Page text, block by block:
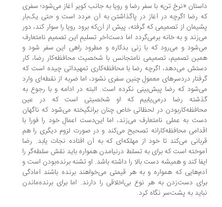
«نرخ تن» با سفر رضا و رویا به جانب کویر آغاز می‌شود؛ سفری
رضا اگرچه در آغاز در پاگذاشتن به آن مردد است و حتی یک‌بار
از تصمیمی که گرفته، پیش از آن‌که برود رویا را سوار کند، دور
و به خانه برمی‌گردد اما دست‌آخر تسلیمِ این تصمیم نامتعارف
و می‌رود که با زنی بدكاره و مطرود راهی این سفر شود و
تصمیم، تصمیمی نامتجانس با شخصیت محافظه‌کار رضا، کار
می‌دهد، اگرچه رضا با محافظه‌کاری تمهیداتی چیده است که
دردسرهای معمولِ چنین سفری نشود، اما ضربه از نقطه‌ای وارد
که رضا پیش‌بینی نکرده است. البته در ادامه و با رجوع به
رضا درمی‌یابیم که او شخصیتی است که در عین
در لحظاتی خاص چنان برانگیخته می‌شود که ناگهان
به عملی نامتعارف می‌زند، اما این‌دست اعمالِ خود را فورا با
محافظه‌کارانه تصحیح می‌کند و در صورت لزوم دیگری را هم
می‌کند تا خود از مهلکه‌ای که به آن افتاده نجات یابد. رضا
است که برای به تسلط درنیامدن همواره باید نقش سلطه‌گر را
کند و همیشه دست بالا را داشته باشد. او تشنه برنده‌‌بودن است و
که همواره و به هر قیمتی می‌خواهند برنده باشند آمادگی
دست‌زدن به هر نوع بی‌اخلاقی را دارند. اما برای برنده‌‌ماندن
به پشت‌سر نگاه کرد.